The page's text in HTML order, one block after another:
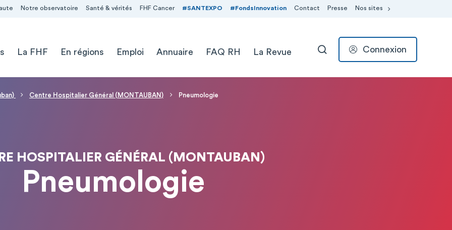
Notre observatoire Santé & vérités FHF Cancer #SANTEXPO #FondsInnovation Contact Presse Nos sites
La FHF En régions Emploi Annuaire FAQ RH La Revue RECHERCHER
Connexion
Centre Hospitalier Général (MONTAUBAN) Pneumologie
HOSPITALIER GÉNÉRAL (MONTAUBAN)
Pneumologie